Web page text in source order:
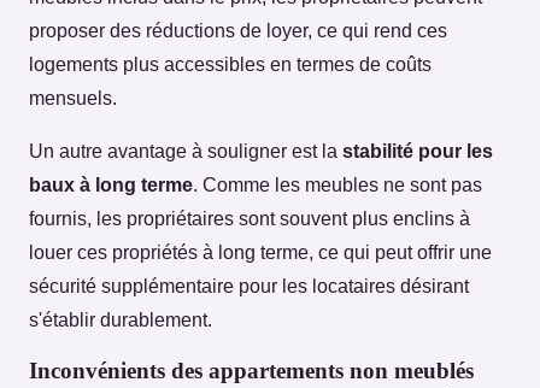
proposer des réductions de loyer, ce qui rend ces
logements plus accessibles en termes de coûts
mensuels.
Un autre avantage à souligner est la stabilité pour les
baux à long terme. Comme les meubles ne sont pas
fournis, les propriétaires sont souvent plus enclins à
louer ces propriétés à long terme, ce qui peut offrir une
sécurité supplémentaire pour les locataires désirant
s'établir durablement.
Inconvénients des appartements non meublés